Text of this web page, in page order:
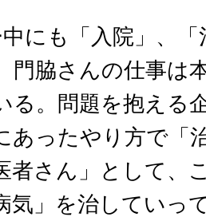
にも「入院」、
門脇さんの仕事は
る。問題を抱える
あったやり方で「
者さん」として、
気」を治していっ